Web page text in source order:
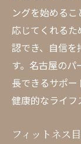
ィの力
仲間
コミ
矢場
目標
コミ
ングを始める
応じてくれる
認でき、自信を
す。名古屋の
長できるサポ
健康的なライフ
フィットネス